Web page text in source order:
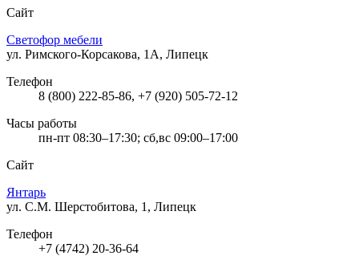
Сайт
Светофор мебели
ул. Римского-Корсакова, 1А, Липецк
Телефон
8 (800) 222-85-86, +7 (920) 505-72-12
Часы работы
пн-пт 08:30–17:30; сб,вс 09:00–17:00
Сайт
Янтарь
ул. С.М. Шерстобитова, 1, Липецк
Телефон
+7 (4742) 20-36-64